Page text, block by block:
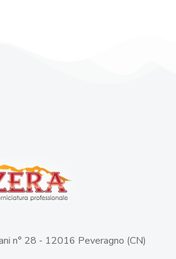
n° 28 - 12016 Peveragno (CN)